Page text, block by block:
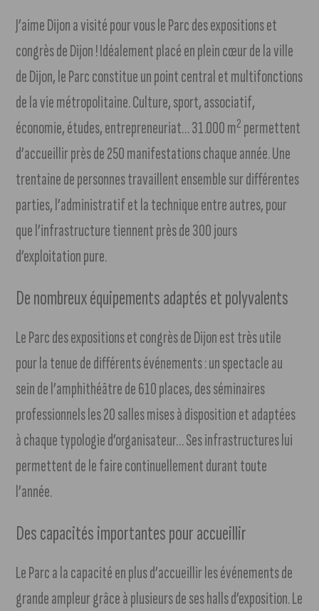
J’aime Dijon a visité pour vous le Parc des expositions et
congrès de Dijon ! Idéalement placé en plein cœur de la ville
de Dijon, le Parc constitue un point central et multifonctions
de la vie métropolitaine. Culture, sport, associatif,
économie, études, entrepreneuriat… 31.000 m2 permettent
d’accueillir près de 250 manifestations chaque année. Une
trentaine de personnes travaillent ensemble sur différentes
parties, l’administratif et la technique entre autres, pour
que l’infrastructure tiennent près de 300 jours
d’exploitation pure.
De nombreux équipements adaptés et polyvalents
Le Parc des expositions et congrès de Dijon est très utile
pour la tenue de différents événements : un spectacle au
sein de l’amphithéâtre de 610 places, des séminaires
professionnels les 20 salles mises à disposition et adaptées
à chaque typologie d’organisateur… Ses infrastructures lui
permettent de le faire continuellement durant toute
l’année.
Des capacités importantes pour accueillir
Le Parc a la capacité en plus d’accueillir les événements de
grande ampleur grâce à plusieurs de ses halls d’exposition. Le